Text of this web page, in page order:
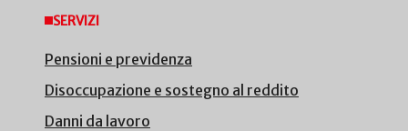
SERVIZI
Pensioni e previdenza
Disoccupazione e sostegno al reddito
Danni da lavoro